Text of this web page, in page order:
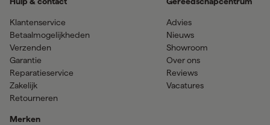
Klantenservice
Betaalmogelijkheden
Verzenden
Garantie
Reparatieservice
Zakelijk
Retourneren
Merken
Advies
Nieuws
Showroom
Over ons
Reviews
Vacatures